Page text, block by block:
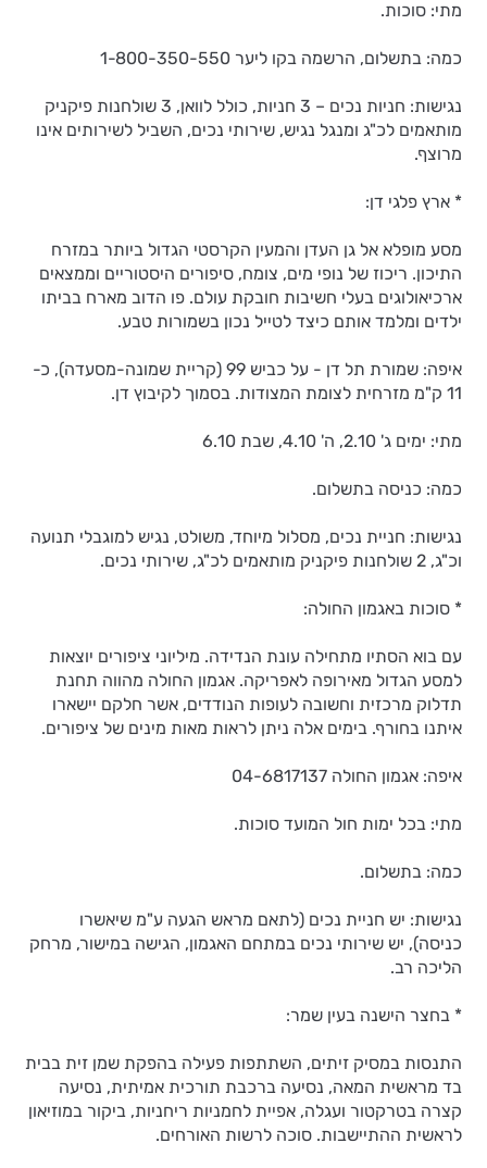
מתי: סוכות.
כמה: בתשלום, הרשמה בקו ליער 1-800-350-550
נגישות: חניות נכים – 3 חניות, כולל לוואן, 3 שולחנות פיקניק
מותאמים לכ"ג ומנגל נגיש, שירותי נכים, השביל לשירותים אינו
מרוצף.
* ארץ פלגי דן:
מסע מופלא אל גן העדן והמעין הקרסטי הגדול ביותר במזרח
התיכון. ריכוז של נופי מים, צומח, סיפורים היסטוריים וממצאים
ארכיאולוגים בעלי חשיבות חובקת עולם. פו הדוב מארח בביתו
ילדים ומלמד אותם כיצד לטייל נכון בשמורות טבע.
איפה: שמורת תל דן - על כביש 99 (קריית שמונה-מסעדה), כ-
11 ק"מ מזרחית לצומת המצודות. בסמוך לקיבוץ דן.
מתי: ימים ג' 2.10, ה' 4.10, שבת 6.10
כמה: כניסה בתשלום.
נגישות: חניית נכים, מסלול מיוחד, משולט, נגיש למוגבלי תנועה
וכ"ג, 2 שולחנות פיקניק מותאמים לכ"ג, שירותי נכים.
* סוכות באגמון החולה:
עם בוא הסתיו מתחילה עונת הנדידה. מיליוני ציפורים יוצאות
למסע הגדול מאירופה לאפריקה. אגמון החולה מהווה תחנת
תדלוק מרכזית וחשובה לעופות הנודדים, אשר חלקם יישארו
איתנו בחורף. בימים אלה ניתן לראות מאות מינים של ציפורים.
איפה: אגמון החולה 04-6817137
מתי: בכל ימות חול המועד סוכות.
כמה: בתשלום.
נגישות: יש חניית נכים (לתאם מראש הגעה ע"מ שיאשרו
כניסה), יש שירותי נכים במתחם האגמון, הגישה במישור, מרחק
הליכה רב.
* בחצר הישנה בעין שמר:
התנסות במסיק זיתים, השתתפות פעילה בהפקת שמן זית בבית
בד מראשית המאה, נסיעה ברכבת תורכית אמיתית, נסיעה
קצרה בטרקטור ועגלה, אפיית לחמניות ריחניות, ביקור במוזיאון
לראשית ההתיישבות. סוכה לרשות האורחים.